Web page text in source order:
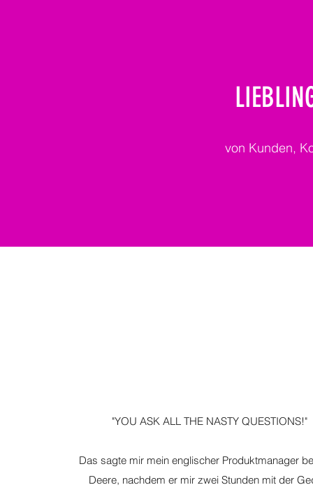
von Kunden,
"YOU ASK ALL THE NASTY QUESTIONS!"
Das sagte mir mein englischer Produktmanager
Deere, nachdem er mir zwei Stunden mit der